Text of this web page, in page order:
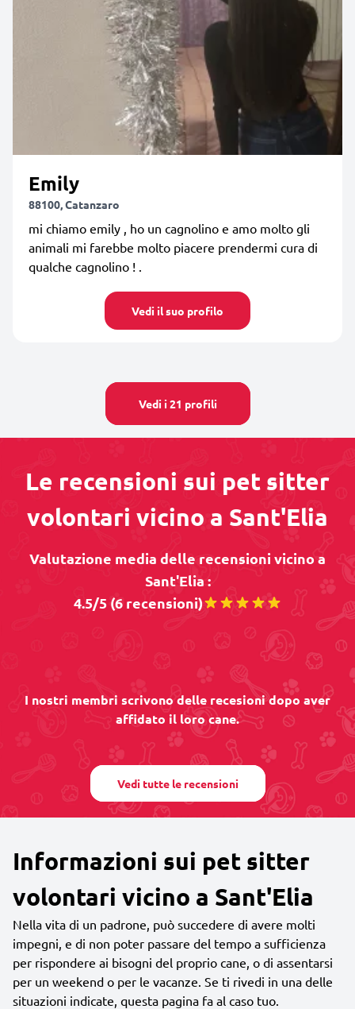
Emily
88100, Catanzaro
mi chiamo emily , ho un cagnolino e amo molto gli
animali mi farebbe molto piacere prendermi cura di
qualche cagnolino ! .
Vedi il suo profilo
Vedi i 21 profili
Le recensioni sui pet sitter
volontari vicino a Sant'Elia
Valutazione media delle recensioni vicino a
Sant'Elia :
4.5/5 (6 recensioni)
I nostri membri scrivono delle recesioni dopo aver
affidato il loro cane.
Vedi tutte le recensioni
Informazioni sui pet sitter
volontari vicino a Sant'Elia
Nella vita di un padrone, può succedere di avere molti
impegni, e di non poter passare del tempo a sufficienza
per rispondere ai bisogni del proprio cane, o di assentarsi
per un weekend o per le vacanze. Se ti rivedi in una delle
situazioni indicate, questa pagina fa al caso tuo.